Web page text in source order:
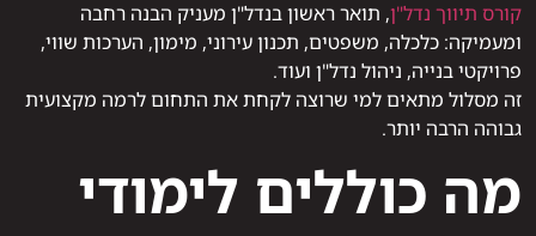
קורס תיווך נדל"ן, תואר ראשון בנדל"ן מעניק הבנה רחבה
ומעמיקה: כלכלה, משפטים, תכנון עירוני, מימון, הערכות שווי,
פרויקטי בנייה, ניהול נדל"ן ועוד.
זה מסלול מתאים למי שרוצה לקחת את התחום לרמה מקצועית
גבוהה הרבה יותר.
מה כוללים לימודי